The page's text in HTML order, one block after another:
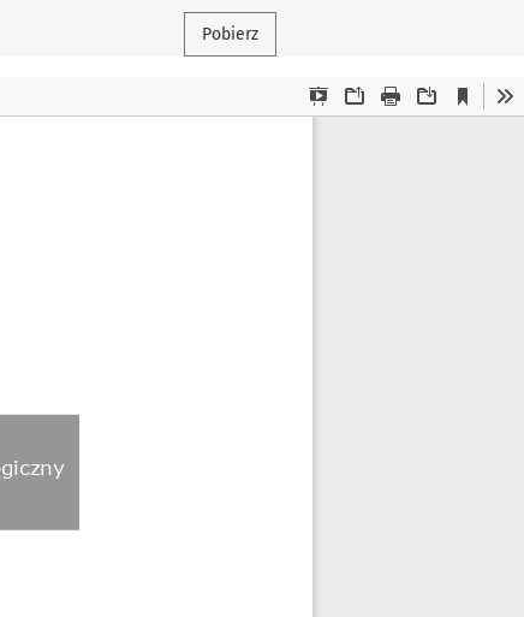
Pobierz